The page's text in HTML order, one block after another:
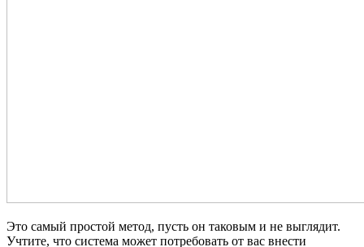
Это самый простой метод, пусть он таковым и не выглядит.
Учтите, что система может потребовать от вас внести